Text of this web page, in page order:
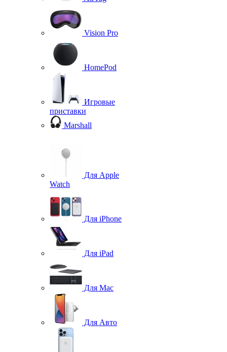
Vision Pro
HomePod
Игровые
приставки
Marshall
Для Apple
Watch
Для iPhone
Для iPad
Для Mac
Для Авто